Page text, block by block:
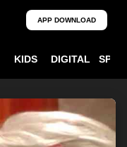
APP DOWNLOAD
KIDS DIGITAL